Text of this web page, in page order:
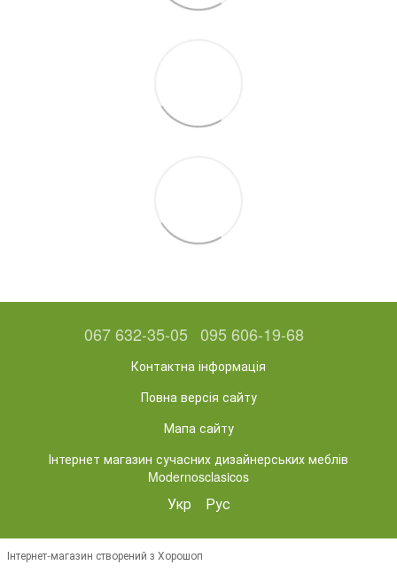
067 632-35-05 095 606-19-68
Контактна інформація
Повна версія сайту
Мапа сайту
Інтернет магазин сучасних дизайнерських меблів
Modernosclasicos
Укр Рус
Інтернет-магазин створений з Хорошоп